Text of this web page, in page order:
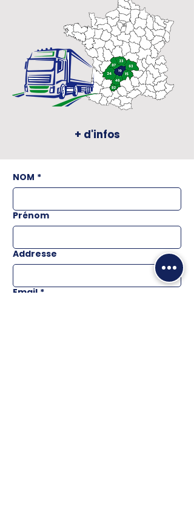
+ d'infos
NOM *
Prénom
Addresse
Email *